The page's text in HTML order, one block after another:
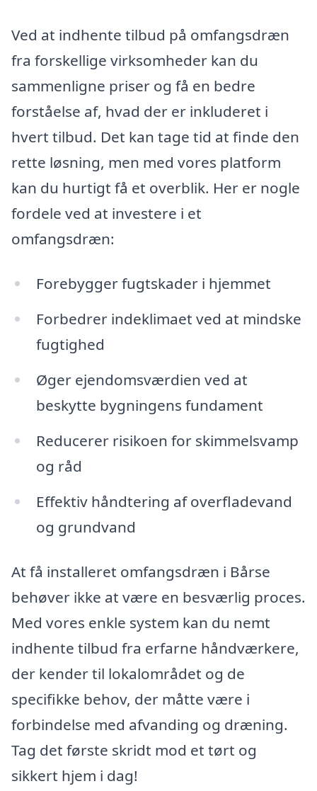
Ved at indhente tilbud på omfangsdræn
fra forskellige virksomheder kan du
sammenligne priser og få en bedre
forståelse af, hvad der er inkluderet i
hvert tilbud. Det kan tage tid at finde den
rette løsning, men med vores platform
kan du hurtigt få et overblik. Her er nogle
fordele ved at investere i et
omfangsdræn:
Forebygger fugtskader i hjemmet
Forbedrer indeklimaet ved at mindske
fugtighed
Øger ejendomsværdien ved at
beskytte bygningens fundament
Reducerer risikoen for skimmelsvamp
og råd
Effektiv håndtering af overfladevand
og grundvand
At få installeret omfangsdræn i Bårse
behøver ikke at være en besværlig proces.
Med vores enkle system kan du nemt
indhente tilbud fra erfarne håndværkere,
der kender til lokalområdet og de
specifikke behov, der måtte være i
forbindelse med afvanding og dræning.
Tag det første skridt mod et tørt og
sikkert hjem i dag!